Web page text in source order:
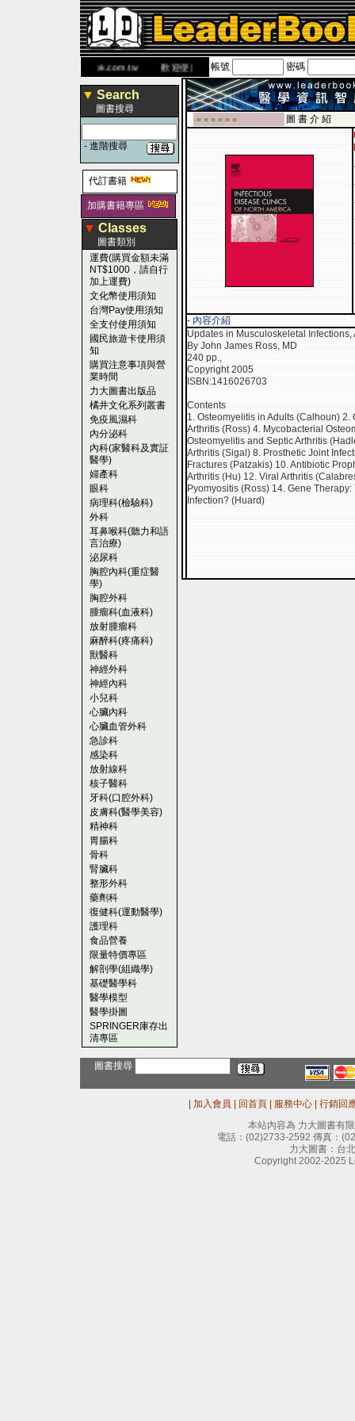
www.leaderbook.com.tw歡迎使用 國民旅遊卡！！
帳號 密碼
▼ Search
圖書搜尋
- 進階搜尋
代訂書籍
加購書籍專區
▼ Classes
圖書類別
運費(購買金額未滿
NT$1000，請自行
加上運費)
文化幣使用須知
台灣Pay使用須知
全支付使用須知
國民旅遊卡使用須
知
購買注意事項與營
業時間
力大圖書出版品
橘井文化系列叢書
免疫風濕科
內分泌科
內科(家醫科及實証
醫學)
婦產科
眼科
病理科(檢驗科)
外科
耳鼻喉科(聽力和語
言治療)
泌尿科
胸腔內科(重症醫
學)
胸腔外科
腫瘤科(血液科)
放射腫瘤科
麻醉科(疼痛科)
獸醫科
神經外科
神經內科
小兒科
心臟內科
心臟血管外科
急診科
感染科
放射線科
核子醫科
牙科(口腔外科)
皮膚科(醫學美容)
精神科
胃腸科
骨科
腎臟科
整形外科
藥劑科
復健科(運動醫學)
護理科
食品營養
限量特價專區
解剖學(組織學)
基礎醫學科
醫學模型
醫學掛圖
SPRINGER庫存出
清專區
-■ ■ ■ ■ ■ ■
圖 書 介 紹
- 內容介紹
Updates in Musculoskeletal
By John James Ross, MD
240 pp.,
Copyright 2005
ISBN:1416026703
Contents
1. Osteomyelitis in Adults (Calhoun)
Arthritis (Ross) 4. Mycobacterial
Osteomyelitis and Septic Arthritis
Arthritis (Sigal) 8. Prosthetic Joint
Fractures (Patzakis) 10. Antibiotic
Arthritis (Hu) 12. Viral Arthritis
Pyomyositis (Ross) 14. Gene
Infection? (Huard)
圖書搜尋
加入會員 回首頁 服務中心
行銷回
本站內容為 力大圖書有
電話： (02)2733-2592 傳真：
力大圖書：台
Copyright 2002-2025